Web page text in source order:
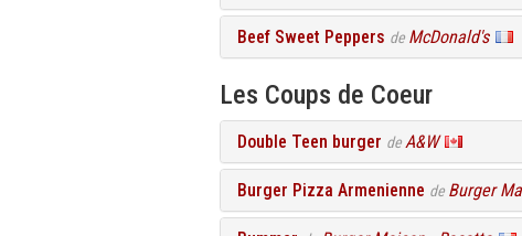
Beef Sweet Peppers de McDonald's
Les Coups de Coeur
Double Teen burger deA&W
Burger Pizza Armenienne de Burger